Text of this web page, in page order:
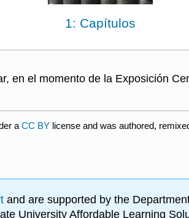
1: Capítulos
en el momento de la Exposición
a CC BY license and was authored,
and are supported by the
University Affordable Learning